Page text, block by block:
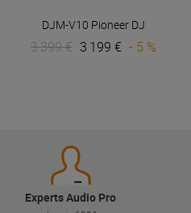
DJM-V10 Pioneer DJ
3 399 € 3 199 € - 5 %
Experts Audio Pro